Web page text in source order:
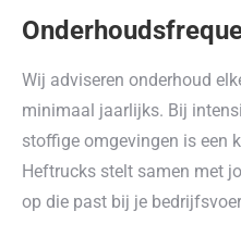
Wij adviseren onderhoud
minimaal jaarlijks. Bij
stoffige omgevingen is een
Heftrucks stelt samen met
op die past bij je